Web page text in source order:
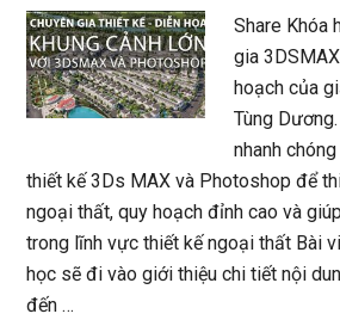
Share Khóa
gia
hoạch của
Tùng
nhanh
thiết kế 3Ds MAX và Photoshop để
ngoại thất, quy hoạch đỉnh cao và
trong lĩnh vực thiết kế ngoại thất Bài
học sẽ đi vào giới thiệu chi tiết nội
đến …